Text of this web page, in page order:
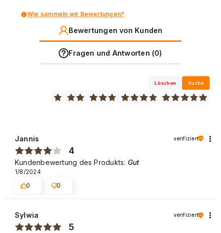
Wie sammeln wir Bewertungen?
Bewertungen von Kunden
Fragen und Antworten (0)
Löschen Suche
Jannis verifiziert
4
Kundenbewertung des Produkts: Gut
1/8/2024
0
0
Sylwia verifiziert
5